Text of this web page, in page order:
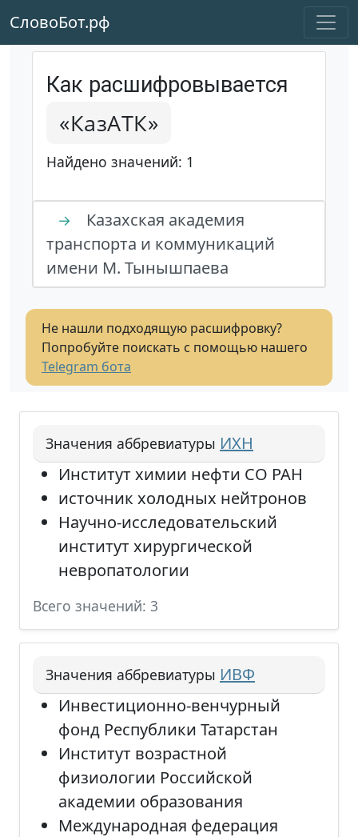
СловоБот.рф
Как расшифровывается
«КазАТК»
Найдено значений: 1
→
Казахская академия
транспорта и коммуникаций
имени М. Тынышпаева
Не нашли подходящую расшифровку?
Попробуйте поискать с помощью нашего
Telegram бота
Значения аббревиатуры ИХН
Институт химии нефти СО РАН
источник холодных нейтронов
Научно-исследовательский
институт хирургической
невропатологии
Всего значений: 3
Значения аббревиатуры ИВФ
Инвестиционно-венчурный
фонд Республики Татарстан
Институт возрастной
физиологии Российской
академии образования
Международная федерация